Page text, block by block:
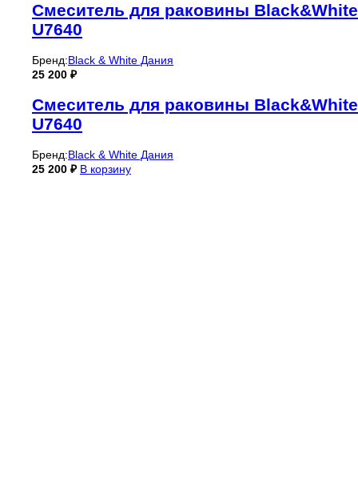
Смеситель для раковины Black&White
U7640
Бренд:Black & White Дания
25 200 ₽
Смеситель для раковины Black&White
U7640
Бренд:Black & White Дания
25 200 ₽ В корзину